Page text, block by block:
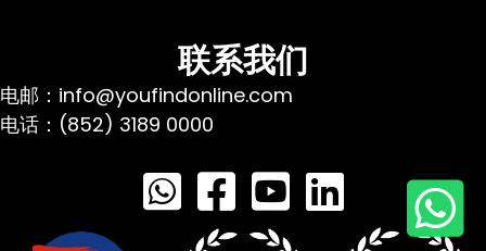
联系我们
电邮：info@youfindonline.com
电话：(852) 3189 0000